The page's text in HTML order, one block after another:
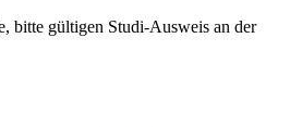
bitte gültigen Studi-Ausweis an der